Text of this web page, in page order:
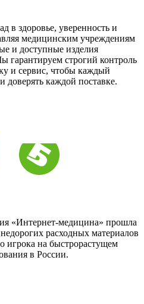
в здоровье, уверенность и
медицинским учреждениям
и доступные изделия
гарантируем строгий контроль
и сервис, чтобы каждый
каждой поставке.
«Интернет-медицина» прошла
расходных материалов
игрока на быстрорастущем
в России.